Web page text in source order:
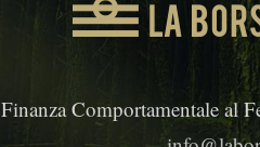
Finanza Comportamentale al